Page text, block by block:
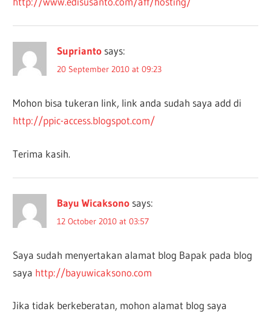
Suprianto says:
20 September 2010 at 09:23
Mohon bisa tukeran link, link anda sudah saya add di
http://ppic-access.blogspot.com/
Terima kasih.
Bayu Wicaksono says:
12 October 2010 at 03:57
Saya sudah menyertakan alamat blog Bapak pada blog
saya http://bayuwicaksono.com
Jika tidak berkeberatan, mohon alamat blog saya